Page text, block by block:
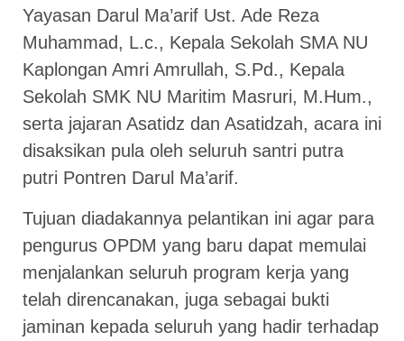
Yayasan Darul Ma’arif Ust. Ade Reza
Muhammad, L.c., Kepala Sekolah SMA NU
Kaplongan Amri Amrullah, S.Pd., Kepala
Sekolah SMK NU Maritim Masruri, M.Hum.,
serta jajaran Asatidz dan Asatidzah, acara ini
disaksikan pula oleh seluruh santri putra
putri Pontren Darul Ma’arif.
Tujuan diadakannya pelantikan ini agar para
pengurus OPDM yang baru dapat memulai
menjalankan seluruh program kerja yang
telah direncanakan, juga sebagai bukti
jaminan kepada seluruh yang hadir terhadap